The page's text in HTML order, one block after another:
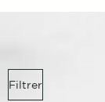
Filtrer